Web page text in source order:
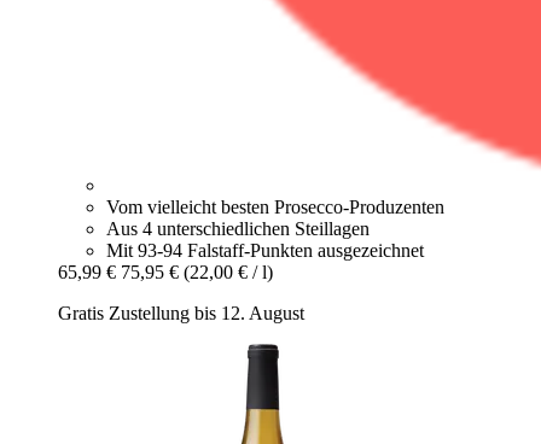
Vom vielleicht besten Prosecco-Produzenten
Aus 4 unterschiedlichen Steillagen
Mit 93-94 Falstaff-Punkten ausgezeichnet
65,99 € 75,95 € (22,00 € / l)
Gratis Zustellung bis 12. August